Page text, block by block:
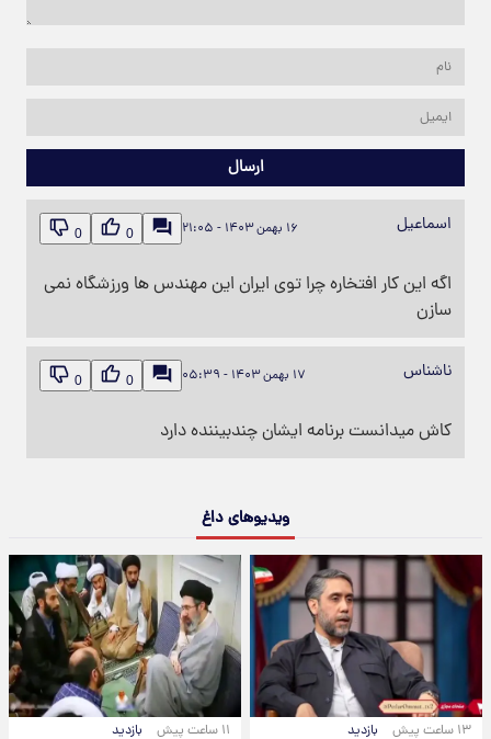
ارسال
اسماعیل ۱۶ بهمن ۱۴۰۳ - ۲۱:۰۵ 0
0
اگه این کار افتخاره چرا توی ایران این مهندس ها ورزشگاه نمی
سازن
ناشناس ۱۷ بهمن ۱۴۰۳ - ۰۵:۳۹ 0
0
کاش میدانست برنامه ایشان چندبیننده دارد
ویدیوهای داغ
۱۳ ساعت پیش بازدید ۱۱ ساعت پیش بازدید